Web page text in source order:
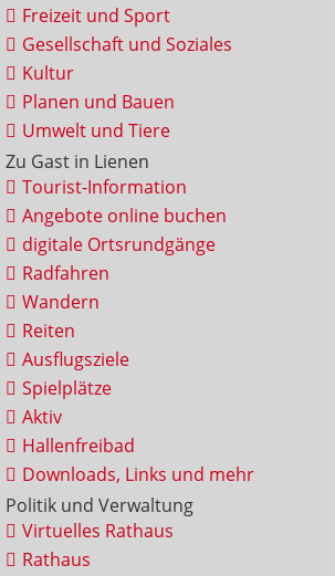
Freizeit und Sport
Gesellschaft und Soziales
Kultur
Planen und Bauen
Umwelt und Tiere
Zu Gast in Lienen
Tourist-Information
Angebote online buchen
digitale Ortsrundgänge
Radfahren
Wandern
Reiten
Ausflugsziele
Spielplätze
Aktiv
Hallenfreibad
Downloads, Links und mehr
Politik und Verwaltung
Virtuelles Rathaus
Rathaus